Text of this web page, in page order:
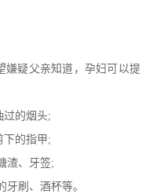
嫌疑父亲知道，孕妇可以提
过的烟头;
下的指甲;
渣、牙签;
刷、酒杯等。